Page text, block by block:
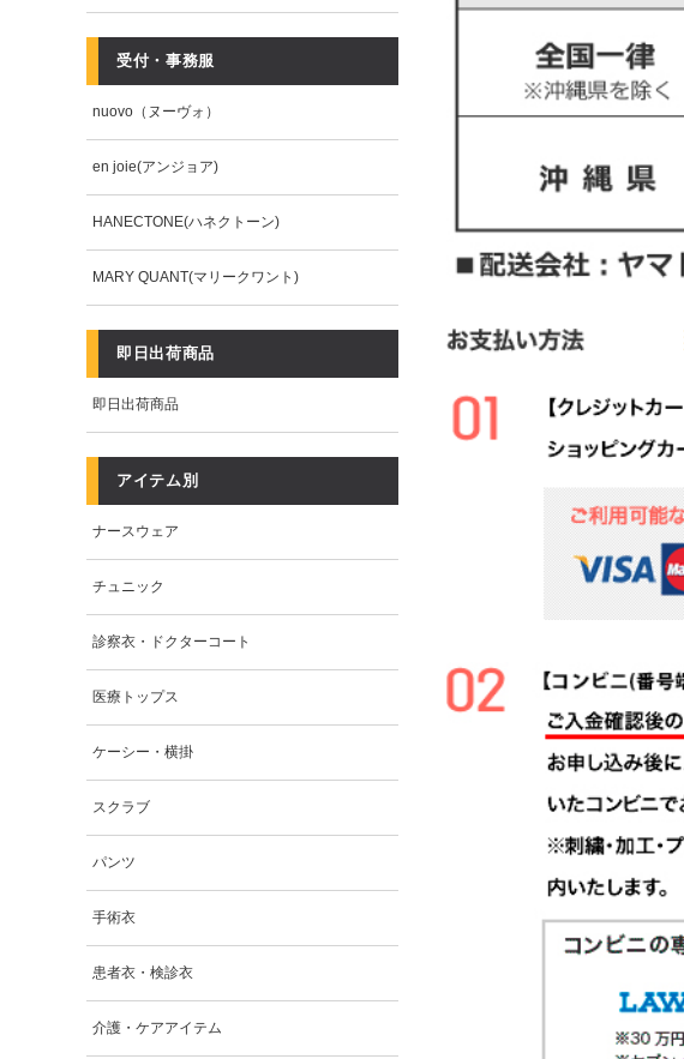
受付・事務服
nuovo（ヌーヴォ）
en joie(アンジョア)
HANECTONE(ハネクトーン)
MARY QUANT(マリークワント)
即日出荷商品
即日出荷商品
アイテム別
ナースウェア
チュニック
診察衣・ドクターコート
医療トップス
ケーシー・横掛
スクラブ
パンツ
手術衣
患者衣・検診衣
介護・ケアアイテム